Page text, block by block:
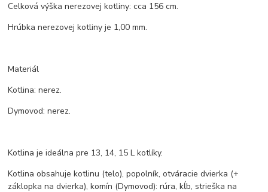
Celková výška nerezovej kotliny: cca 156 cm.
Hrúbka nerezovej kotliny je 1,00 mm.
Materiál
Kotlina: nerez.
Dymovod: nerez.
Kotlina je ideálna pre 13, 14, 15 L kotlíky.
Kotlina obsahuje kotlinu (telo), popolník, otváracie dvierka (+
záklopka na dvierka), komín (Dymovod): rúra, kĺb, strieška na